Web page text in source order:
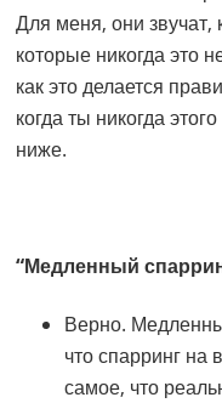
Для меня, они звучат,
которые никогда это
как это делается
когда ты никогда
ниже.
“Медленный
Верно.
что спарринг на
самое, что